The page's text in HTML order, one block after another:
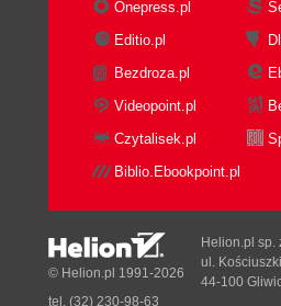
Onepress.pl
Editio.pl
Bezdroza.pl
Videopoint.pl
Czytalisek.pl
Biblio.Ebookpoint.pl
© Helion.pl 1991-2026
Helion.pl sp.
ul.
44-100
tel. (32) 230-98-63